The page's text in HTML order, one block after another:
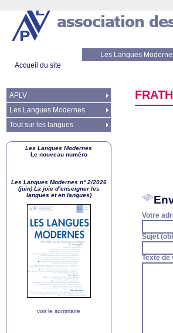
Les Langues
Accueil du site
FRATH
Votre
Sujet
Texte de
APLV
Les Langues Modernes
Tout sur les langues
Les Langues Modernes
Le nouveau numéro
Les Langues Modernes n° 2/2026
(juin) La joie d’enseigner les
langues et en langues)
voir le sommaire